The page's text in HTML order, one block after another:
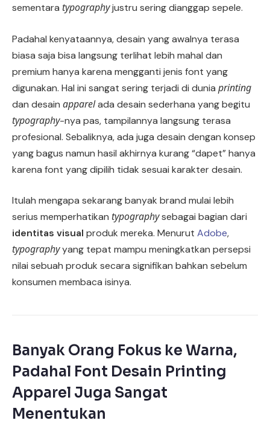
sementara typographyjustru sering dianggap sepele.
Padahal kenyataannya, desain yang awalnya terasa
biasa saja bisa langsung terlihat lebih mahal dan
premium hanya karena mengganti jenis font yang
digunakan. Hal ini sangat sering terjadi di dunia printing
dan desain apparelada desain sederhana yang begitu
typography-nya pas, tampilannya langsung terasa
profesional. Sebaliknya, ada juga desain dengan konsep
yang bagus namun hasil akhirnya kurang “dapet” hanya
karena font yang dipilih tidak sesuai karakter desain.
Itulah mengapa sekarang banyak brand mulai lebih
serius memperhatikan typographysebagai bagian dari
identitas visual produk mereka. Menurut Adobe,
typographyyang tepat mampu meningkatkan persepsi
nilai sebuah produk secara signifikan bahkan sebelum
konsumen membaca isinya.
Banyak Orang Fokus ke Warna,
Padahal Font Desain Printing
Apparel Juga Sangat
Menentukan